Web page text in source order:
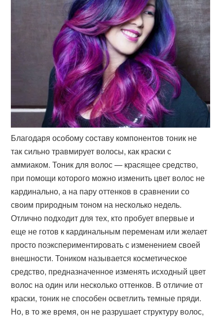
Благодаря особому составу компонентов тоник не
так сильно травмирует волосы, как краски с
аммиаком. Тоник для волос — красящее средство,
при помощи которого можно изменить цвет волос не
кардинально, а на пару оттенков в сравнении со
своим природным тоном на несколько недель.
Отлично подходит для тех, кто пробует впервые и
еще не готов к кардинальным переменам или желает
просто поэкспериментировать с изменением своей
внешности. Тоником называется косметическое
средство, предназначенное изменять исходный цвет
волос на один или несколько оттенков. В отличие от
краски, тоник не способен осветлить темные пряди.
Но, в то же время, он не разрушает структуру волос,